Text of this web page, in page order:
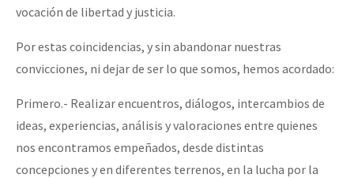
vocación de libertad y justicia.
Por estas coincidencias, y sin abandonar nuestras
convicciones, ni dejar de ser lo que somos, hemos acordado:
Primero.- Realizar encuentros, diálogos, intercambios de
ideas, experiencias, análisis y valoraciones entre quienes
nos encontramos empeñados, desde distintas
concepciones y en diferentes terrenos, en la lucha por la